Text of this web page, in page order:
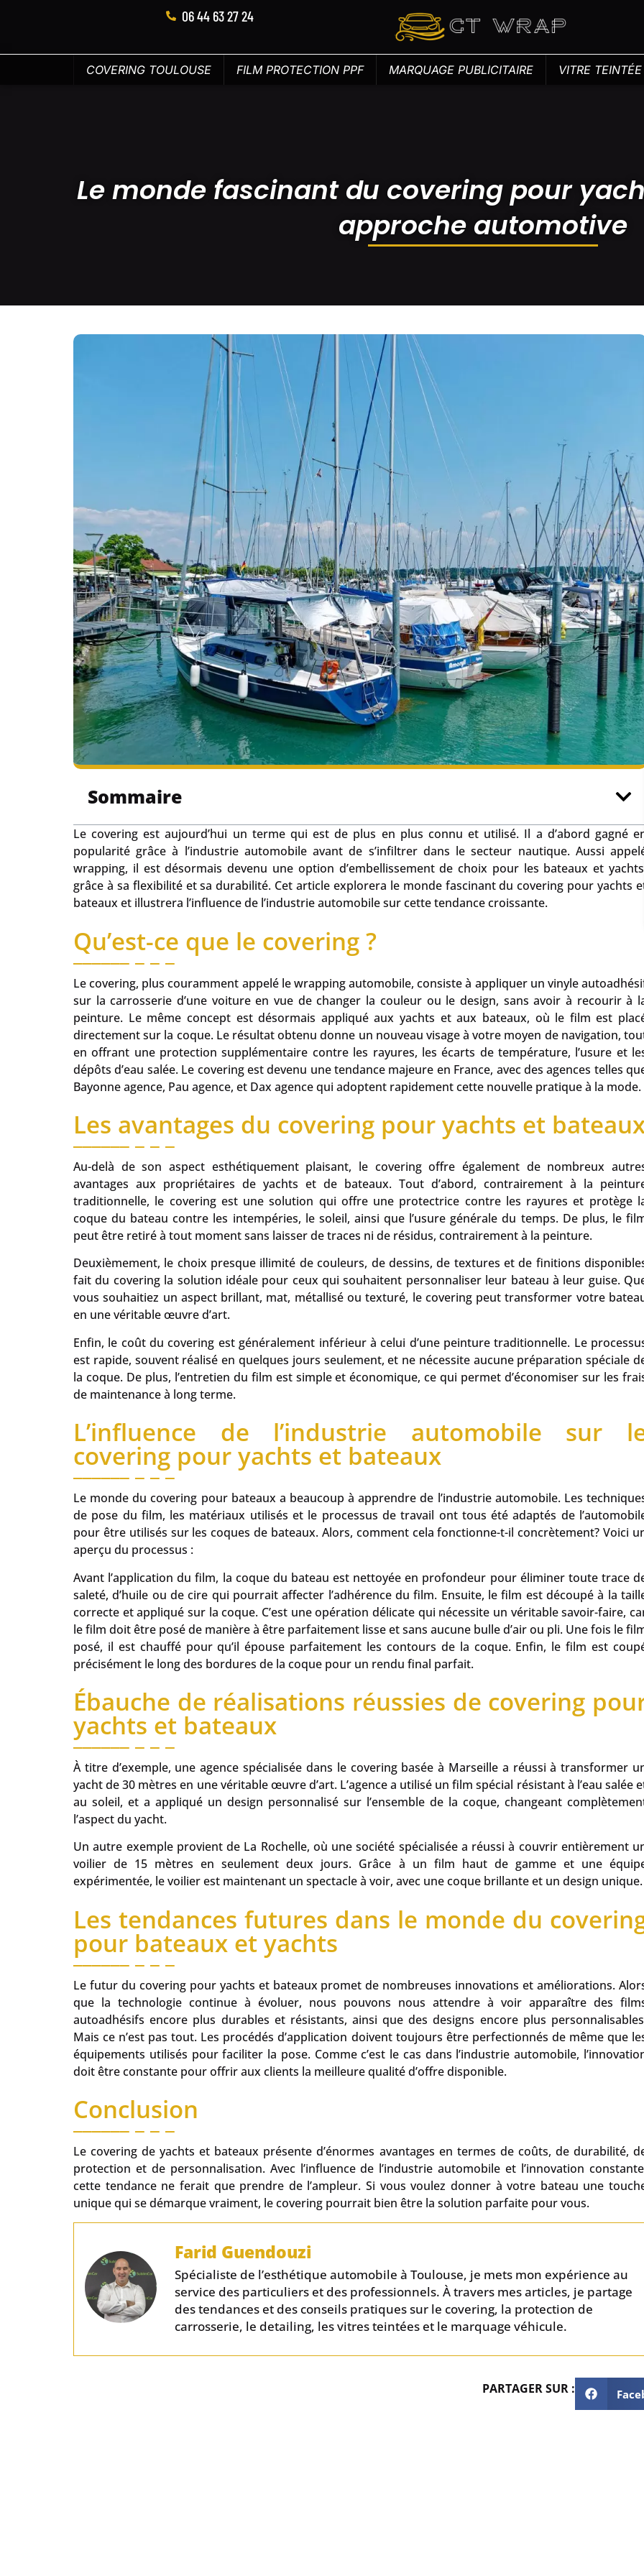
06 44 63 27 24
COVERING TOULOUSE FILM PROTECTION PPF MARQUAGE PUBLICITAIRE VITRE
Le monde fascinant du covering pour
approche automotive
Sommaire
Le covering est aujourd’hui un terme qui est de plus en plus connu et utilisé. Il a d’abord gagné
popularité grâce à l’industrie automobile avant de s’infiltrer dans le secteur nautique. Aussi
wrapping, il est désormais devenu une option d’embellissement de choix pour les bateaux et
grâce à sa flexibilité et sa durabilité. Cet article explorera le monde fascinant du covering pour yachts
bateaux et illustrera l’influence de l’industrie automobile sur cette tendance croissante.
Qu’est-ce que le covering ?
Le covering, plus couramment appelé le wrapping automobile, consiste à appliquer un vinyle
sur la carrosserie d’une voiture en vue de changer la couleur ou le design, sans avoir à recourir à
peinture. Le même concept est désormais appliqué aux yachts et aux bateaux, où le film est
directement sur la coque. Le résultat obtenu donne un nouveau visage à votre moyen de navigation,
en offrant une protection supplémentaire contre les rayures, les écarts de température, l’usure et
dépôts d’eau salée. Le covering est devenu une tendance majeure en France, avec des agences telles
Bayonne agence, Pau agence, et Dax agence qui adoptent rapidement cette nouvelle pratique à la mode.
Les avantages du covering pour yachts et
Au-delà de son aspect esthétiquement plaisant, le covering offre également de nombreux
avantages aux propriétaires de yachts et de bateaux. Tout d’abord, contrairement à la
traditionnelle, le covering est une solution qui offre une protectrice contre les rayures et protège
coque du bateau contre les intempéries, le soleil, ainsi que l’usure générale du temps. De plus, le
peut être retiré à tout moment sans laisser de traces ni de résidus, contrairement à la peinture.
Deuxièmement, le choix presque illimité de couleurs, de dessins, de textures et de finitions
fait du covering la solution idéale pour ceux qui souhaitent personnaliser leur bateau à leur guise.
vous souhaitiez un aspect brillant, mat, métallisé ou texturé, le covering peut transformer votre
en une véritable œuvre d’art.
Enfin, le coût du covering est généralement inférieur à celui d’une peinture traditionnelle. Le
est rapide, souvent réalisé en quelques jours seulement, et ne nécessite aucune préparation spéciale
la coque. De plus, l’entretien du film est simple et économique, ce qui permet d’économiser sur les
de maintenance à long terme.
L’influence de l’industrie automobile sur
covering pour yachts et bateaux
Le monde du covering pour bateaux a beaucoup à apprendre de l’industrie automobile. Les
de pose du film, les matériaux utilisés et le processus de travail ont tous été adaptés de
pour être utilisés sur les coques de bateaux. Alors, comment cela fonctionne-t-il concrètement? Voici
aperçu du processus :
Avant l’application du film, la coque du bateau est nettoyée en profondeur pour éliminer toute trace
saleté, d’huile ou de cire qui pourrait affecter l’adhérence du film. Ensuite, le film est découpé à la
correcte et appliqué sur la coque. C’est une opération délicate qui nécessite un véritable savoir-faire,
le film doit être posé de manière à être parfaitement lisse et sans aucune bulle d’air ou pli. Une fois le
posé, il est chauffé pour qu’il épouse parfaitement les contours de la coque. Enfin, le film est
précisément le long des bordures de la coque pour un rendu final parfait.
Ébauche de réalisations réussies de covering
yachts et bateaux
À titre d’exemple, une agence spécialisée dans le covering basée à Marseille a réussi à transformer
yacht de 30 mètres en une véritable œuvre d’art. L’agence a utilisé un film spécial résistant à l’eau salée
au soleil, et a appliqué un design personnalisé sur l’ensemble de la coque, changeant
l’aspect du yacht.
Un autre exemple provient de La Rochelle, où une société spécialisée a réussi à couvrir entièrement
voilier de 15 mètres en seulement deux jours. Grâce à un film haut de gamme et une
expérimentée, le voilier est maintenant un spectacle à voir, avec une coque brillante et un design unique.
Les tendances futures dans le monde du
pour bateaux et yachts
Le futur du covering pour yachts et bateaux promet de nombreuses innovations et améliorations.
que la technologie continue à évoluer, nous pouvons nous attendre à voir apparaître des
autoadhésifs encore plus durables et résistants, ainsi que des designs encore plus
Mais ce n’est pas tout. Les procédés d’application doivent toujours être perfectionnés de même que
équipements utilisés pour faciliter la pose. Comme c’est le cas dans l’industrie automobile,
doit être constante pour offrir aux clients la meilleure qualité d’offre disponible.
Conclusion
Le covering de yachts et bateaux présente d’énormes avantages en termes de coûts, de durabilité,
protection et de personnalisation. Avec l’influence de l’industrie automobile et l’innovation
cette tendance ne ferait que prendre de l’ampleur. Si vous voulez donner à votre bateau une
unique qui se démarque vraiment, le covering pourrait bien être la solution parfaite pour vous.
Farid Guendouzi
Spécialiste de l’esthétique automobile à Toulouse, je mets mon expérience au
service des particuliers et des professionnels. À travers mes articles, je partage
des tendances et des conseils pratiques sur le covering, la protection de
carrosserie, le detailing, les vitres teintées et le marquage véhicule.
PARTAGER SUR :